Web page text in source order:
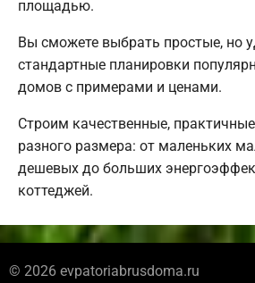
площадью.
Вы сможете выбрать простые, но
стандартные планировки
домов с примерами и ценами.
Строим качественные,
разного размера: от маленьких
дешевых до больших
коттеджей.
© 2026 evpatoriabrusdoma.ru